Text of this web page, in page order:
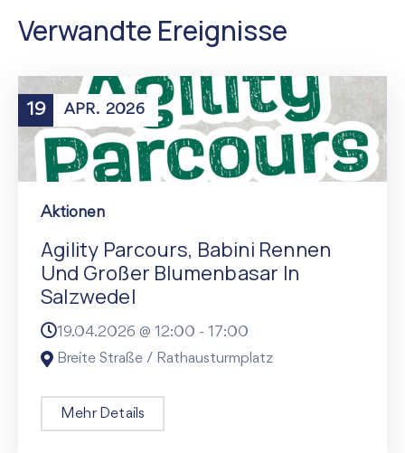
Verwandte Ereignisse
19 APR. 2026
Aktionen
Agility Parcours, Babini Rennen
Und Großer Blumenbasar In
Salzwedel
19.04.2026 @ 12:00 - 17:00
Breite Straße / Rathausturmplatz
Mehr Details